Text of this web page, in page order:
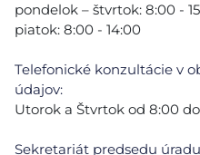
pondelok – štvrtok: 8:00 -
piatok: 8:00 - 14:00
Telefonické konzultácie v
údajov:
Utorok a Štvrtok od 8:00 do
Sekretariát predsedu úradu